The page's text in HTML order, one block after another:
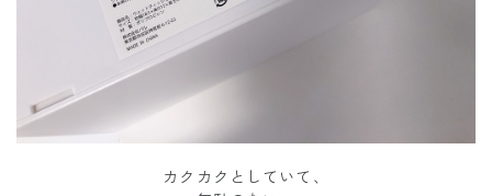
カクカクとしていて、